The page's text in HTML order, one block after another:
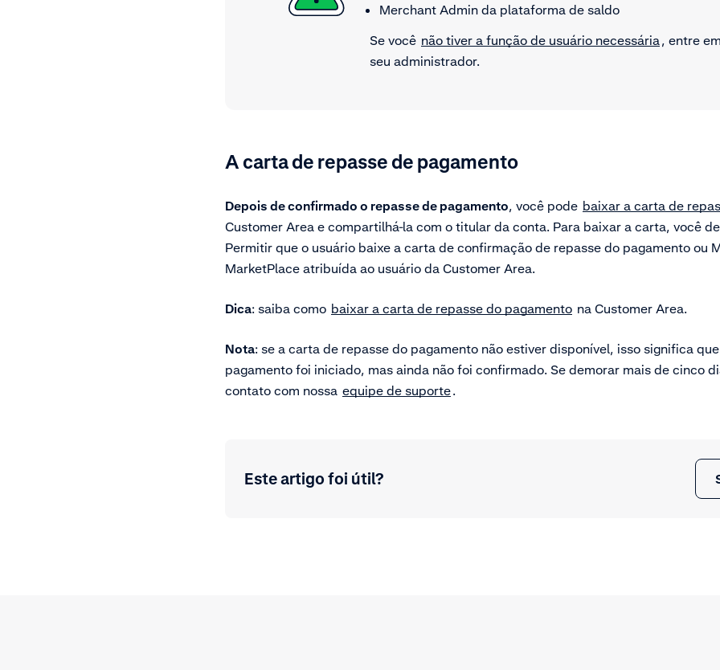
Merchant Admin da plataforma de saldo
Se você não tiver a função de usuário necessária, entre
seu administrador.
A carta de repasse de pagamento
Depois de confirmado o repasse de pagamento, você pode baixar a carta de
Customer Area e compartilhá-la com o titular da conta. Para baixar a carta, você
Permitir que o usuário baixe a carta de confirmação de repasse do pagamento ou
MarketPlace atribuída ao usuário da Customer Area.
Dica: saiba como baixar a carta de repasse do pagamento na Customer Area.
Nota: se a carta de repasse do pagamento não estiver disponível, isso significa
pagamento foi iniciado, mas ainda não foi confirmado. Se demorar mais de cinco
contato com nossa equipe de suporte.
Este artigo foi útil?